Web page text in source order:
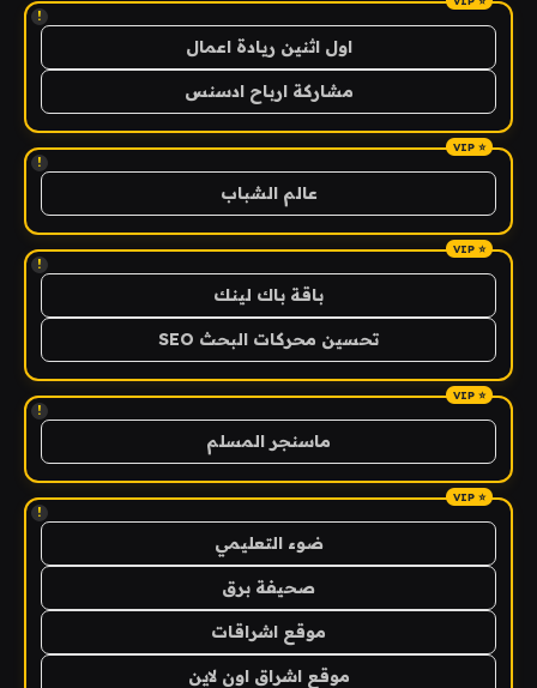
!
اول اثنين ريادة اعمال
مشاركة ارباح ادسنس
!
عالم الشباب
!
باقة باك لينك
تحسين محركات البحث SEO
!
ماسنجر المسلم
!
ضوء التعليمي
صحيفة برق
موقع اشراقات
موقع اشراق اون لاين